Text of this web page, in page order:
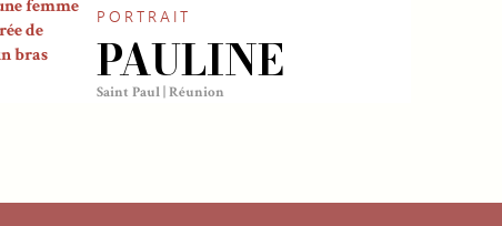
PORTRAIT
PAULINE
Saint Paul | Réunion